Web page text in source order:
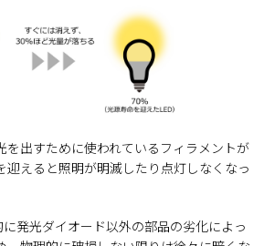
を出すために使われているフィラメントが
迎えると照明が明滅したり点灯しなくなっ
発光ダイオード以外の部品の劣化によっ